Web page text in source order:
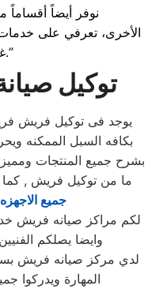
نوفر أيضاً
الأخرى، تعرفي على
غيار أصلية.”
توكيل
يوجد فى توكيل فريش
بكافه السبل الممكنه
بشرح جميع المنتجات
ما من توكيل فريش ,
جميع الاجهزه
وايضا يصلكم
المهارة ويدركوا